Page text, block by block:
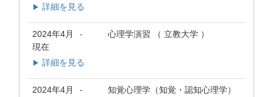
▶ 詳細を見る
2024年4月 -
現在
心理学演習 （ 立教大学 ）
▶ 詳細を見る
2024年4月 -
知覚心理学（知覚・認知心理学）